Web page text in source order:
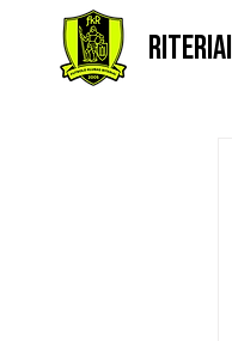
Riteriai